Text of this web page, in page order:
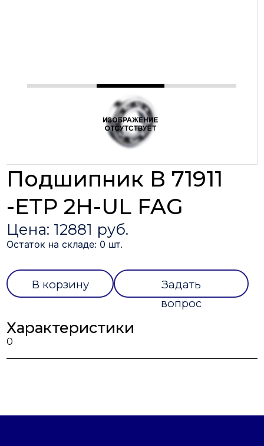
Подшипник В 71911
-ЕТР 2Н-UL FAG
Цена: 12881 руб.
Остаток на складе: 0 шт.
В корзину
Задать
вопрос
Характеристики
0